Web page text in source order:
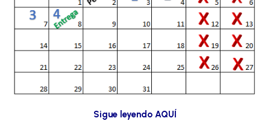
Sigue leyendo AQUÍ